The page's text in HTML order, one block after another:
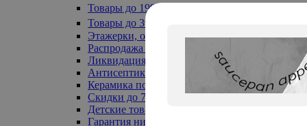
Товары до 199₽
Товары до 399₽
Этажерки, обувницы
Распродажа текстиля до -50%
Ликвидация до -70%
Антисептики
Керамика по 129 руб
Скидки до 70%
Детские товары
Гарантия низкой цены